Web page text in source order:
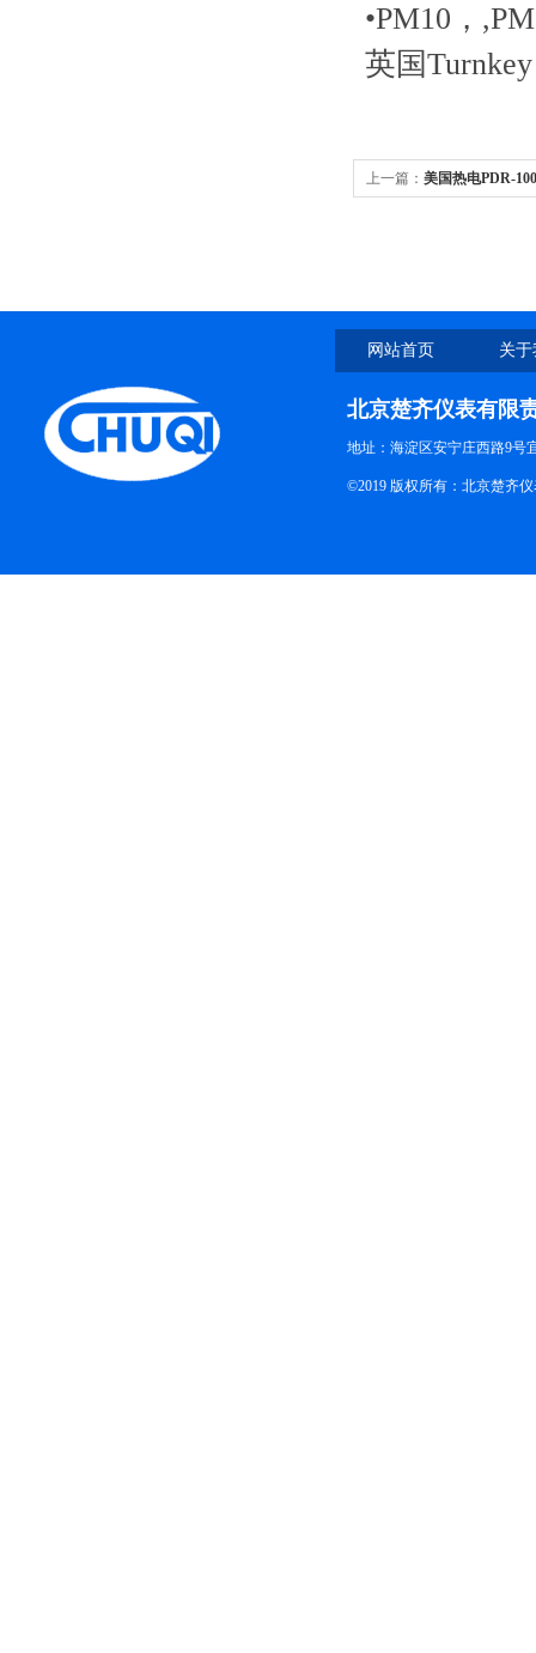
•PM10，
英国
上一篇： 美国热电PDR-
网站首页 关
北京楚齐仪表有限
地址：海淀区安宁庄西路9号
©2019 版权所有：北京楚齐